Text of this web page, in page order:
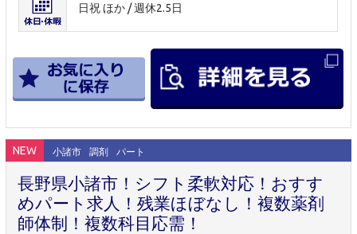
日祝 ほか / 週休2.5日
NEW 小諸市 調剤 パート
長野県小諸市！シフト柔軟対応！おすす
めパート求人！残業ほぼなし！複数薬剤
師体制！複数科目応需！